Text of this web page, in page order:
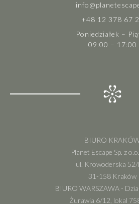
+48 12 378 67
Poniedziałek –
09:00 – 17:00
BIURO
Planet Escape Sp. z
ul. Krowoderska 52/
31-158 Kraków
BIURO WARSZAWA -
Żurawia 6/12, lokal